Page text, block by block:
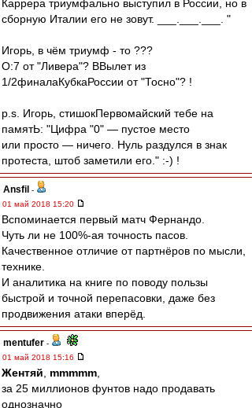
Каррера триумфально выступил в России, но в
сборную Италии его не зовут. ___.___.___. "
Игорь, в чём триумф - то ???
О:7 от "Ливера"? ВВылет из
1/2финалаКубкаРоссии от "Тосно"? !
p.s. Игорь, стишокПервомайский тебе на
памятЬ: "Цифра "0" — пустое место
или просто — ничего. Нуль раздулся в знак
протеста, штоб заметили его." :-) !
Ansfil -
01 май 2018 15:20
Вспоминается первый матч Фернандо.
Чуть ли не 100%-ая точность пасов.
Качественное отличие от партнёров по мысли,
технике.
И аналитика на книге по поводу пользы
быстрой и точной перепасовки, даже без
продвижения атаки вперёд.
mentufer -
01 май 2018 15:16
Жентяй mmmmm
за 25 миллионов фунтов надо продавать
однозначно